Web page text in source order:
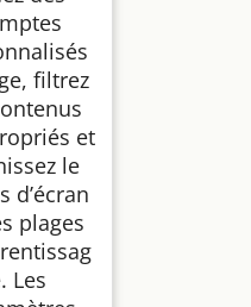
filtrez
et
le
d’écran
plages
Les